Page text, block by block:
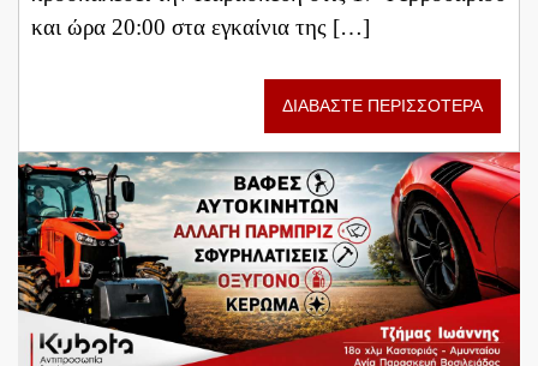
και ώρα 20:00 στα εγκαίνια της […]
ΔΙΑΒΑΣΤΕ ΠΕΡΙΣΣΟΤΕΡΑ